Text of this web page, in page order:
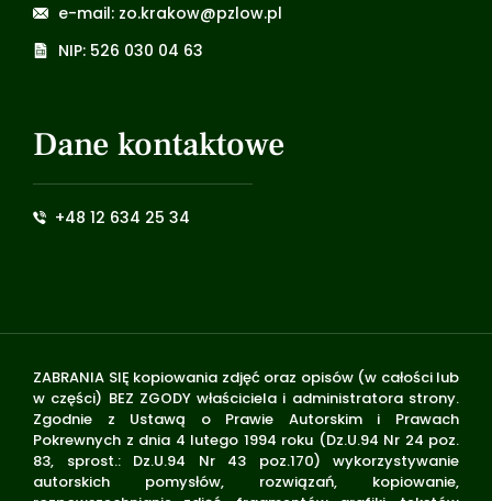
e-mail: zo.krakow@pzlow.pl
NIP: 526 030 04 63
Dane kontaktowe
+48 12 634 25 34
ZABRANIA SIĘ kopiowania zdjęć oraz opisów (w całości lub
w części) BEZ ZGODY właściciela i administratora strony.
Zgodnie z Ustawą o Prawie Autorskim i Prawach
Pokrewnych z dnia 4 lutego 1994 roku (Dz.U.94 Nr 24 poz.
83, sprost.: Dz.U.94 Nr 43 poz.170) wykorzystywanie
autorskich pomysłów, rozwiązań, kopiowanie,